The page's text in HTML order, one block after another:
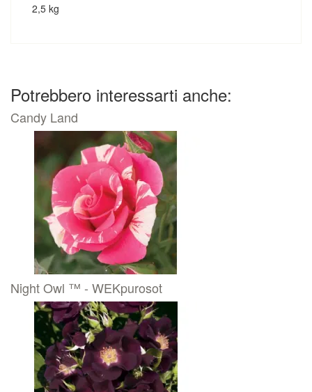
2,5 kg
Potrebbero interessarti anche:
Candy Land
Night Owl ™ - WEKpurosot